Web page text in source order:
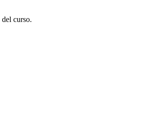
curso.